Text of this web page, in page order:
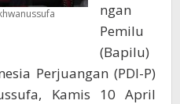
ngan
Pemilu
(Bapilu)
Perjuangan (PDI-P)
Kamis 10 April